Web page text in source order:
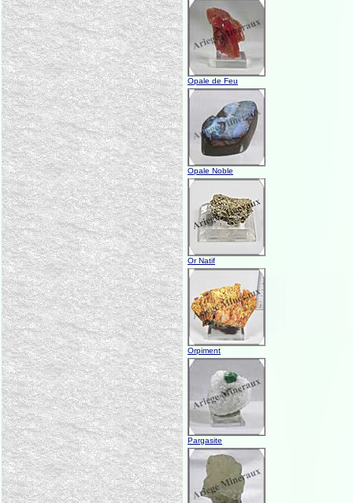
Opale de Feu
Opale Noble
Or Natif
Orpiment
Pargasite